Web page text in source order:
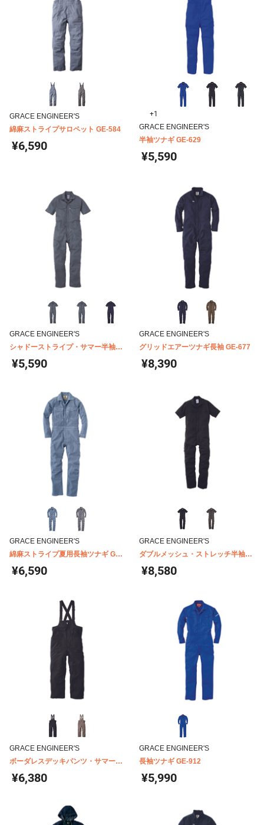
GRACE ENGINEER'S
綿麻ストライプサロペット GE-584
¥6,590
+1
GRACE ENGINEER'S
半袖ツナギ GE-629
¥5,590
GRACE ENGINEER'S
シャドーストライプ・サマー半袖ツ
ナギ GE-525
¥5,590
GRACE ENGINEER'S
グリッドエアーツナギ長袖 GE-677
¥8,390
GRACE ENGINEER'S
綿麻ストライプ夏用長袖ツナギ GE-
587
¥6,590
GRACE ENGINEER'S
ダブルメッシュ・ストレッチ半袖ツ
ナギ GE-445
¥8,580
GRACE ENGINEER'S
ボーダレスデッキパンツ・サマー
GE-710
¥6,380
GRACE ENGINEER'S
長袖ツナギ GE-912
¥5,990